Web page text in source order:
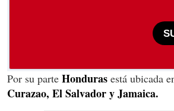
Por su parte Honduras está ubicada
Curazao, El Salvador y Jamaica.